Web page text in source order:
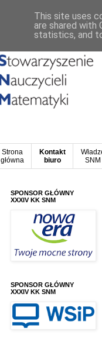
Strona
główna
Kontakt
biuro
SNM
SPONSOR GŁÓWNY
XXXIV KK SNM
SPONSOR GŁÓWNY
XXXIV KK SNM
This site uses
are shared with
statistics, and